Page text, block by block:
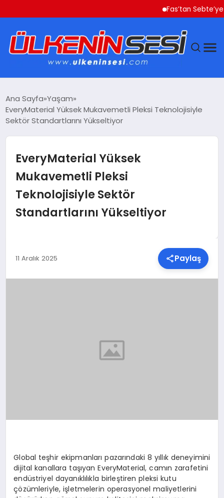
Fas’tan Sebte’ye
EKONOMI
MAGAZIN
SAĞLIK
Ana Sayfa Yaşam
EveryMaterial Yüksek Mukavemetli Pleksi Teknolojisiyle
Sektör Standartlarını Yükseltiyor
EveryMaterial Yüksek
Mukavemetli Pleksi
Teknolojisiyle Sektör
Standartlarını Yükseltiyor
11 Aralık 2025 Paylaş
Global teşhir ekipmanları pazarındaki 8 yıllık deneyimini
dijital kanallara taşıyan EveryMaterial, camın zarafetini
endüstriyel dayanıklılıkla birleştiren pleksi kutu
çözümleriyle, işletmelerin operasyonel maliyetlerini